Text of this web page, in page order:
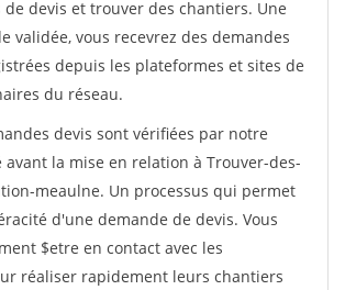
devis et trouver des chantiers. Une
validée, vous recevrez des demandes
depuis les plateformes et sites de
du réseau.
devis sont vérifiées par notre
avant la mise en relation à Trouver-des-
meaulne. Un processus qui permet
d'une demande de devis. Vous
$etre en contact avec les
réaliser rapidement leurs chantiers